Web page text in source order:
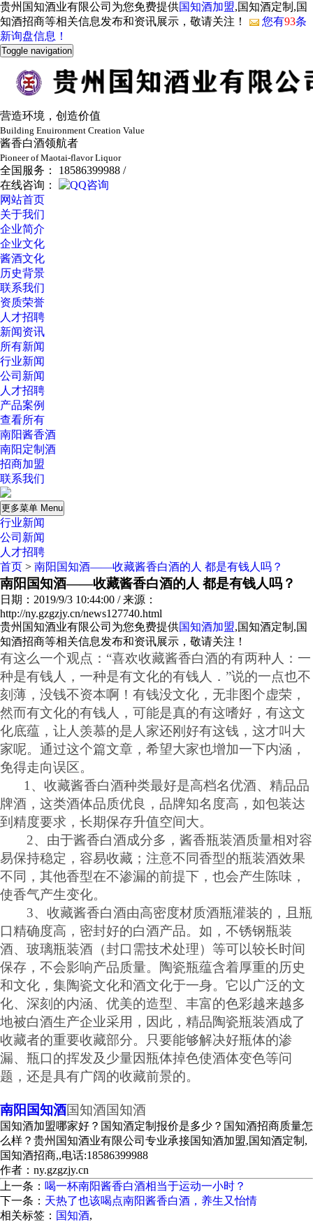
贵州国知酒业有限公司为您免费提供国知酒加盟,国知酒定制,国
知酒招商等相关信息发布和资讯展示，敬请关注！
您有93条
新询盘信息！
Toggle navigation
营造环境，创造价值
Building Enuironment Creation Value
酱香白酒领航者
Pioneer of Maotai-flavor Liquor
全国服务： 18586399988 /
在线咨询：
网站首页
关于我们
企业简介
企业文化
酱酒文化
历史背景
联系我们
资质荣誉
人才招聘
新闻资讯
所有新闻
行业新闻
公司新闻
人才招聘
产品案例
查看所有
南阳酱香酒
南阳定制酒
招商加盟
联系我们
更多菜单 Menu
行业新闻
公司新闻
人才招聘
首页 > 南阳国知酒——收藏酱香白酒的人 都是有钱人吗？
南阳国知酒——收藏酱香白酒的人 都是有钱人吗？
日期：2019/9/3 10:44:00 / 来源：
http://ny.gzgzjy.cn/news127740.html
贵州国知酒业有限公司为您免费提供国知酒加盟,国知酒定制,国
知酒招商等相关信息发布和资讯展示，敬请关注！
有这么一个观点： “喜欢收藏酱香白酒的有两种人：一
种是有钱人，一种是有文化的有钱人．”说的一点也不
刻薄，没钱不资本啊！有钱没文化，无非图个虚荣，
然而有文化的有钱人，可能是真的有这嗜好，有这文
化底蕴，让人羡慕的是人家还刚好有这钱，这才叫大
家呢。通过这个篇文章，希望大家也增加一下内涵，
免得走向误区。
1、收藏酱香白酒种类最好是高档名优酒、精品品
牌酒，这类酒体品质优良，品牌知名度高，如包装达
到精度要求，长期保存升值空间大。
2、由于酱香白酒成分多，酱香瓶装酒质量相对容
易保持稳定，容易收藏；注意不同香型的瓶装酒效果
不同，其他香型在不渗漏的前提下，也会产生陈味，
使香气产生变化。
3、收藏酱香白酒由高密度材质酒瓶灌装的，且瓶
口精确度高，密封好的白酒产品。如，不锈钢瓶装
酒、玻璃瓶装酒（封口需技术处理）等可以较长时间
保存，不会影响产品质量。陶瓷瓶蕴含着厚重的历史
和文化，集陶瓷文化和酒文化于一身。它以广泛的文
化、深刻的内涵、优美的造型、丰富的色彩越来越多
地被白酒生产企业采用，因此，精品陶瓷瓶装酒成了
收藏者的重要收藏部分。只要能够解决好瓶体的渗
漏、瓶口的挥发及少量因瓶体掉色使酒体变色等问
题，还是具有广阔的收藏前景的。
南阳国知酒国知酒国知酒
国知酒加盟哪家好？国知酒定制报价是多少？国知酒招商质量怎
么样？贵州国知酒业有限公司专业承接国知酒加盟,国知酒定制,
国知酒招商,,电话:18586399988
作者：ny.gzgzjy.cn
上一条： 喝一杯南阳酱香白酒相当于运动一小时？
下一条： 天热了也该喝点南阳酱香白酒，养生又怡情
相关标签： 国知酒,